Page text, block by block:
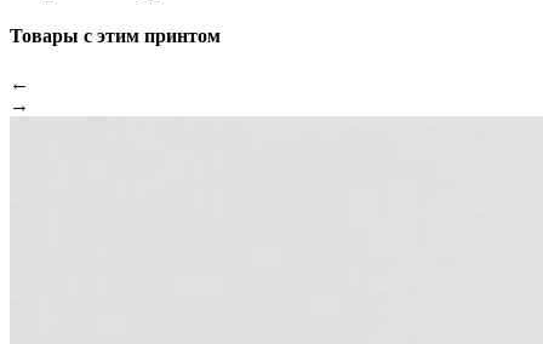
Товары с этим принтом
←
→